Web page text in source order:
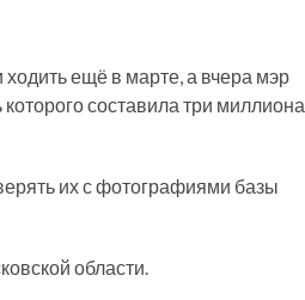
ещё в марте, а вчера мэр
составила три миллиона
их с фотографиями базы
области.